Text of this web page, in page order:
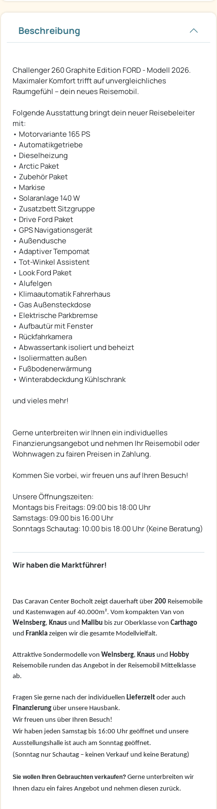
Beschreibung
Challenger 260 Graphite Edition FORD - Modell 2026.
Maximaler Komfort trifft auf unvergleichliches
Raumgefühl – dein neues Reisemobil.
Folgende Ausstattung bringt dein neuer Reisebeleiter
mit:
• Motorvariante 165 PS
• Automatikgetriebe
• Dieselheizung
• Arctic Paket
• Zubehör Paket
• Markise
• Solaranlage 140 W
• Zusatzbett Sitzgruppe
• Drive Ford Paket
• GPS Navigationsgerät
• Außendusche
• Adaptiver Tempomat
• Tot-Winkel Assistent
• Look Ford Paket
• Alufelgen
• Klimaautomatik Fahrerhaus
• Gas Außensteckdose
• Elektrische Parkbremse
• Aufbautür mit Fenster
• Rückfahrkamera
• Abwassertank isoliert und beheizt
• Isoliermatten außen
• Fußbodenerwärmung
• Winterabdeckdung Kühlschrank
und vieles mehr!
Gerne unterbreiten wir Ihnen ein individuelles
Finanzierungsangebot und nehmen Ihr Reisemobil oder
Wohnwagen zu fairen Preisen in Zahlung.
Kommen Sie vorbei, wir freuen uns auf Ihren Besuch!
Unsere Öffnungszeiten:
Montags bis Freitags: 09:00 bis 18:00 Uhr
Samstags: 09:00 bis 16:00 Uhr
Sonntags Schautag: 10:00 bis 18:00 Uhr (Keine Beratung)
Wir haben die Marktführer!
Das Caravan Center Bocholt zeigt dauerhaft über 200 Reisemobile
und Kastenwagen auf 40.000m². Vom kompakten Van von
Weinsberg, Knaus und Malibu bis zur Oberklasse von Carthago
und Frankia zeigen wir die gesamte Modellvielfalt.
Attraktive Sondermodelle von Weinsberg, Knaus und Hobby
Reisemobile runden das Angebot in der Reisemobil Mittelklasse
ab.
Fragen Sie gerne nach der individuellen Lieferzeit oder auch
Finanzierung über unsere Hausbank.
Wir freuen uns über Ihren Besuch!
Wir haben jeden Samstag bis 16:00 Uhr geöffnet und unsere
Ausstellungshalle ist auch am Sonntag geöffnet.
(Sonntag nur Schautag – keinen Verkauf und keine Beratung)
Sie wollen Ihren Gebrauchten verkaufen? Gerne unterbreiten wir
Ihnen dazu ein faires Angebot und nehmen diesen zurück.